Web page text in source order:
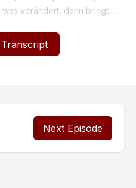
Next Episode